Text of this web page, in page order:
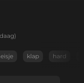
klap hard